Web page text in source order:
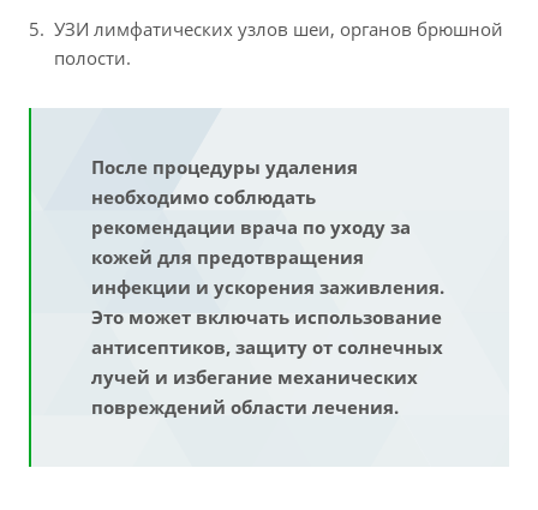
УЗИ лимфатических узлов шеи, органов брюшной
полости.
После процедуры удаления
необходимо соблюдать
рекомендации врача по уходу за
кожей для предотвращения
инфекции и ускорения заживления.
Это может включать использование
антисептиков, защиту от солнечных
лучей и избегание механических
повреждений области лечения.